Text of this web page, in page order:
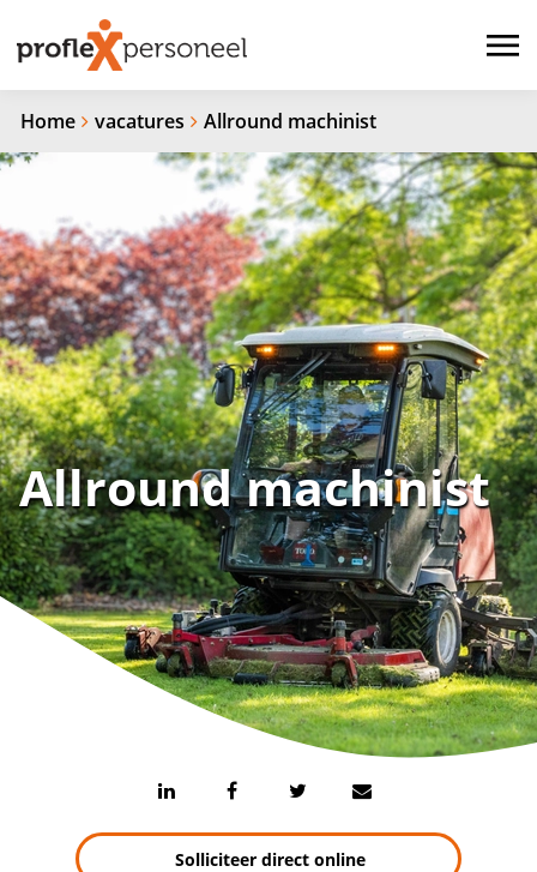
Home vacatures Allround machinist
Allround machinist
Solliciteer direct online